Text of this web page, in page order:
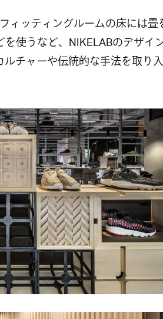
ィッティングルームの床には畳
使うなど、NIKELABのデザイ
チャーや伝統的な手法を取り